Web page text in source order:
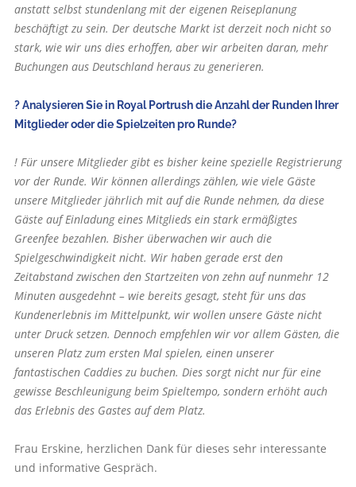
anstatt selbst stundenlang mit der eigenen Reiseplanung
beschäftigt zu sein. Der deutsche Markt ist derzeit noch nicht so
stark, wie wir uns dies erhoffen, aber wir arbeiten daran, mehr
Buchungen aus Deutschland heraus zu generieren.
? Analysieren Sie in Royal Portrush die Anzahl der Runden Ihrer
Mitglieder oder die Spielzeiten pro Runde?
! Für unsere Mitglieder gibt es bisher keine spezielle Registrierung
vor der Runde. Wir können allerdings zählen, wie viele Gäste
unsere Mitglieder jährlich mit auf die Runde nehmen, da diese
Gäste auf Einladung eines Mitglieds ein stark ermäßigtes
Greenfee bezahlen. Bisher überwachen wir auch die
Spielgeschwindigkeit nicht. Wir haben gerade erst den
Zeitabstand zwischen den Startzeiten von zehn auf nunmehr 12
Minuten ausgedehnt – wie bereits gesagt, steht für uns das
Kunden­erlebnis im Mittelpunkt, wir wollen unsere Gäste nicht
unter Druck setzen. Dennoch empfehlen wir vor allem Gästen, die
unseren Platz zum ersten Mal spielen, einen unserer
fantastischen Caddies zu buchen. Dies sorgt nicht nur für eine
gewisse Beschleunigung beim Spieltempo, sondern erhöht auch
das Erlebnis des Gastes auf dem Platz.
Frau Erskine, herzlichen Dank für dieses sehr interessante
und informative Gespräch.